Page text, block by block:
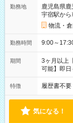
勤務地
鹿児島県
宇宿駅か
物流・
勤務時間
期間
3ヶ月以上
可能】即日
特徴 履歴書不要
気になる！